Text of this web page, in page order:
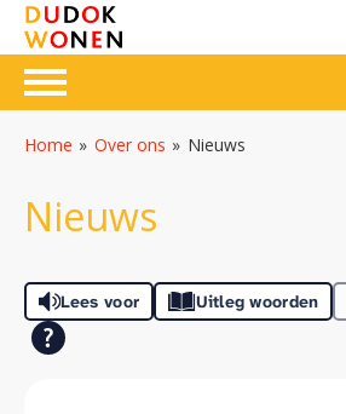
Naar de homepage
Ga naar Hoofd
Home Over ons Nieuws
Nieuws
Lees voor Uitleg woorden